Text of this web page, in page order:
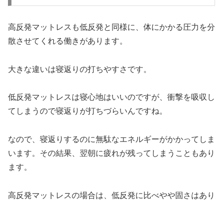
高反発マットレスも低反発と同様に、体にかかる圧力を分
散させてくれる働きがあります。
大きな違いは寝返りの打ちやすさです。
低反発マットレスは寝心地はいいのですが、衝撃を吸収し
てしまうので寝返りが打ちづらいんですね。
なので、寝返りするのに無駄なエネルギーがかかってしま
います。その結果、翌朝に疲れが残ってしまうこともあり
ます。
高反発マットレスの場合は、低反発に比べやや固さはあり